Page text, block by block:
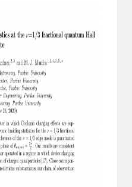
تحصیلات تکمیلی
سیستم‌های
شبکه‌های پیچیده
علم شبکه
فیزیک آماری
مکانیک آماری